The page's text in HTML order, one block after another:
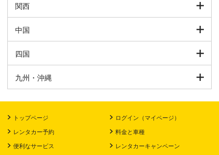
関西
中国
四国
九州・沖縄
トップページ
ログイン（マイページ）
レンタカー予約
料金と車種
便利なサービス
レンタカーキャンペーン